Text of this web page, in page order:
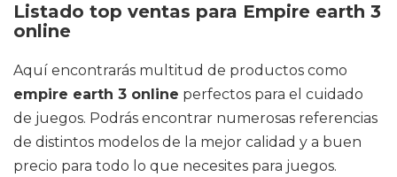
Listado top ventas para Empire earth 3
online
Aquí encontrarás multitud de productos como
empire earth 3 online perfectos para el cuidado
de juegos. Podrás encontrar numerosas referencias
de distintos modelos de la mejor calidad y a buen
precio para todo lo que necesites para juegos.